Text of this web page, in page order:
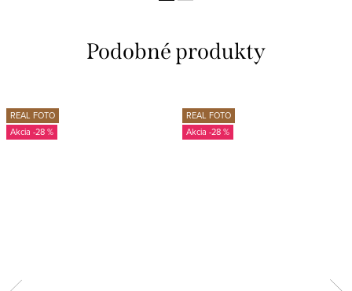
REAL FOTO
-28 %
REAL FOTO
-28 %